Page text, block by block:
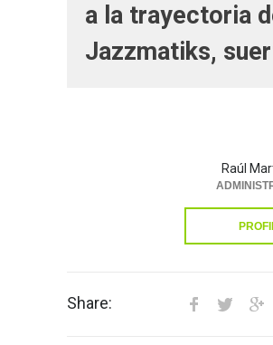
a la trayectoria
Jazzmatiks,
Raúl
Share: